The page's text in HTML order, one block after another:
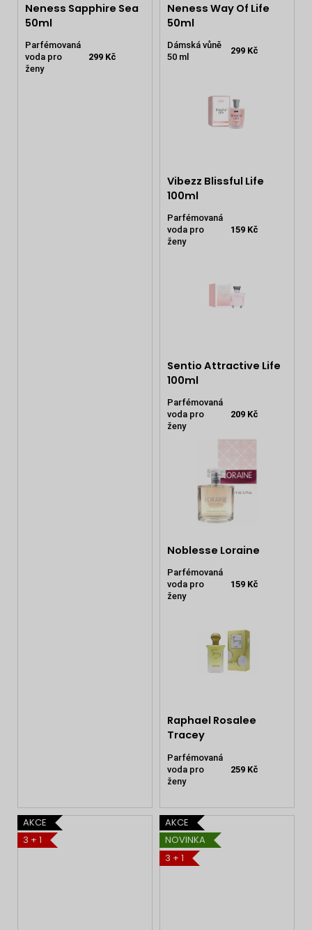
Neness Sapphire Sea
50ml
Parfémovaná
voda pro
ženy
299 Kč
Neness Way Of Life
50ml
Dámská vůně
50 ml
299 Kč
Vibezz Blissful Life
100ml
Parfémovaná
voda pro
ženy
159 Kč
Sentio Attractive Life
100ml
Parfémovaná
voda pro
ženy
209 Kč
Noblesse Loraine
Parfémovaná
voda pro
ženy
159 Kč
Raphael Rosalee
Tracey
Parfémovaná
voda pro
ženy
259 Kč
AKCE
3 + 1
AKCE
NOVINKA
3 + 1